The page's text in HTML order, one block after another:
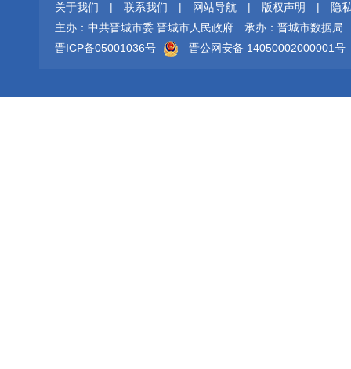
关于我们 | 联系我们 | 网站导航 | 版权声明 |
隐
主办：中共晋城市委 晋城市人民政府
承办：晋城市数据局
晋ICP备05001036号
晋公网安备 14050002000001号